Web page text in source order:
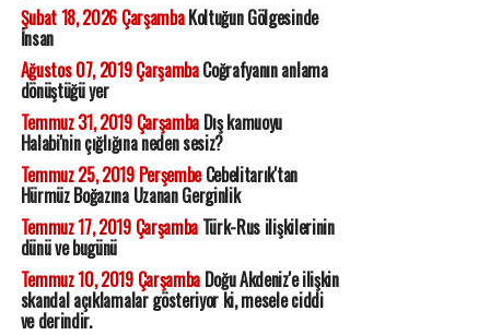
Şubat 18, 2026 ÇarşambaKoltuğun Gölgesinde
İnsan
Ağustos 07, 2019 ÇarşambaCoğrafyanın anlama
dönüştüğü yer
Temmuz 31, 2019 ÇarşambaDış kamuoyu
Halabi'nin çığlığına neden sesiz?
Temmuz 25, 2019 PerşembeCebelitarık'tan
Hürmüz Boğazına Uzanan Gerginlik
Temmuz 17, 2019 ÇarşambaTürk-Rus ilişkilerinin
dünü ve bugünü
Temmuz 10, 2019 ÇarşambaDoğu Akdeniz'e ilişkin
skandal açıklamalar gösteriyor ki, mesele ciddi
ve derindir.